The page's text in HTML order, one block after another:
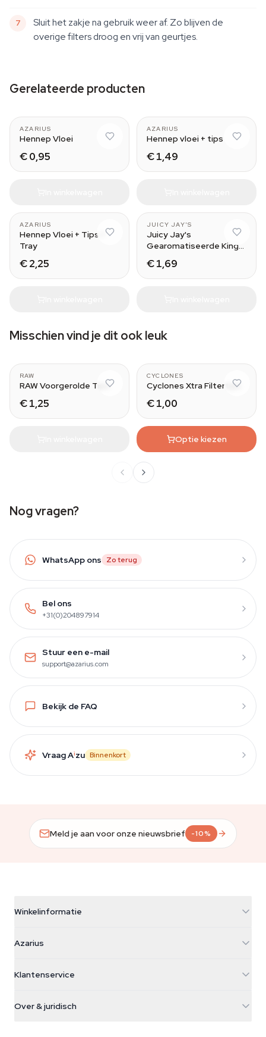
Sluit het zakje na gebruik weer af. Zo blijven de
overige filters droog en vrij van geurtjes.
Gerelateerde producten
AZARIUS
Hennep Vloei
€ 0,95
AZARIUS
Hennep vloei + tips
€ 1,49
AZARIUS
Hennep Vloei + Tips +
Tray
€ 2,25
JUICY JAY'S
Juicy Jay's
Gearomatiseerde King
€ 1,69
Misschien vind je dit ook leuk
RAW
RAW Voorgerolde Tips
€ 1,25
CYCLONES
Cyclones Xtra Filtertips
€ 1,00
Optie kiezen
Nog vragen?
WhatsApp ons Zo terug
Bel ons
+31(0)204897914
Stuur een e-mail
support@azarius.com
Bekijk de FAQ
Vraag Aizu Binnenkort
Meld je aan voor onze nieuwsbrief -10%
Winkelinformatie
Galvaniweg 11
Nederland
+31(0)204897914
Azarius
Smokeshop
Klantenservice
Retourbeleid
Over & juridisch